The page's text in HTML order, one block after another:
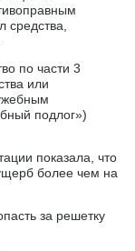
средства,
по части 3
или
подлог»)
показала, что
более чем на
за решетку